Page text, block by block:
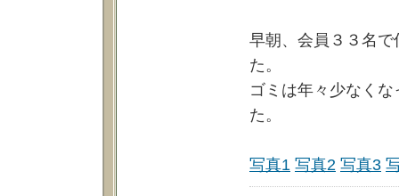
早朝、会員３３名
た。
ゴミは年々少なく
た。
写真1 写真2 写真3